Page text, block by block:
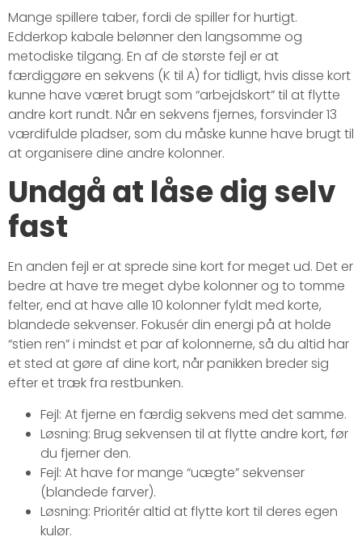
Mange spillere taber, fordi de spiller for hurtigt.
Edderkop kabale belønner den langsomme og
metodiske tilgang. En af de største fejl er at
færdiggøre en sekvens (K til A) for tidligt, hvis disse kort
kunne have været brugt som “arbejdskort” til at flytte
andre kort rundt. Når en sekvens fjernes, forsvinder 13
værdifulde pladser, som du måske kunne have brugt til
at organisere dine andre kolonner.
Undgå at låse dig selv
fast
En anden fejl er at sprede sine kort for meget ud. Det er
bedre at have tre meget dybe kolonner og to tomme
felter, end at have alle 10 kolonner fyldt med korte,
blandede sekvenser. Fokusér din energi på at holde
“stien ren” i mindst et par af kolonnerne, så du altid har
et sted at gøre af dine kort, når panikken breder sig
efter et træk fra restbunken.
Fejl: At fjerne en færdig sekvens med det samme.
Løsning: Brug sekvensen til at flytte andre kort, før
du fjerner den.
Fejl: At have for mange “uægte” sekvenser
(blandede farver).
Løsning: Prioritér altid at flytte kort til deres egen
kulør.